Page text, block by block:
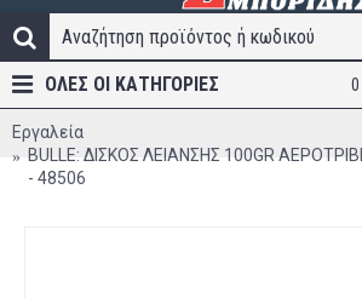
ΟΛΕΣ ΟΙ ΚΑΤΗΓΟΡΊΕΣ
Εργαλεία
BULLE: ΔΙΣΚΟΣ ΛΕΙΑΝΣΗΣ 100GR
- 48506